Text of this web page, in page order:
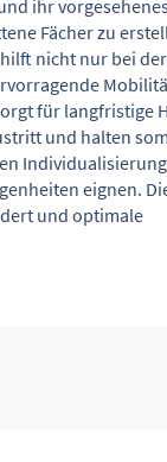
ihr
Fächer zu
nicht nur bei
für langfristige
und halten
eignen.
und optimale